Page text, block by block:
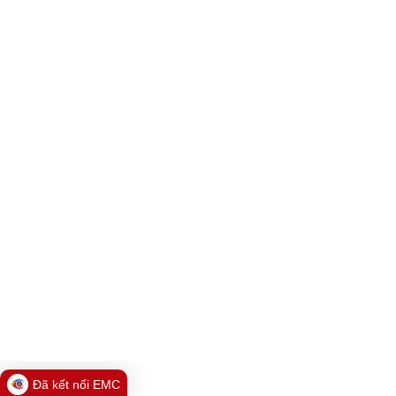
Đã kết nối EMC